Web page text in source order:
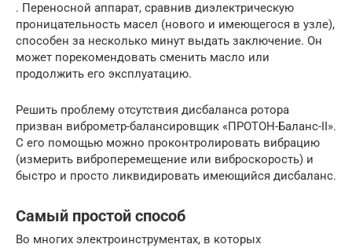
. Переносной аппарат, сравнив диэлектрическую
проницательность масел (нового и имеющегося в узле),
способен за несколько минут выдать заключение. Он
может порекомендовать сменить масло или
продолжить его эксплуатацию.
Решить проблему отсутствия дисбаланса ротора
призван виброметр-балансировщик «ПРОТОН-Баланс-II».
С его помощью можно проконтролировать вибрацию
(измерить виброперемещение или виброскорость) и
быстро и просто ликвидировать имеющийся дисбаланс.
Самый простой способ
Во многих электроинструментах, в которых